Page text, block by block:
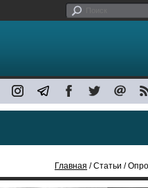
Главная / Статьи /